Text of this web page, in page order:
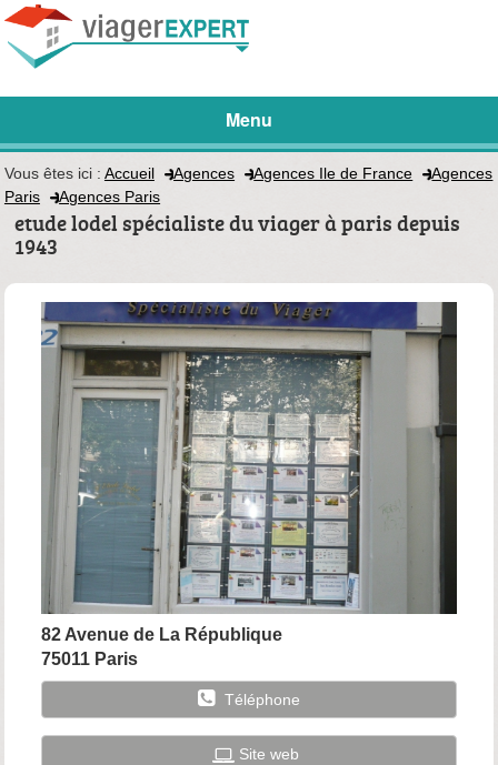
Menu
Vous êtes ici : Accueil Agences Agences Ile de France
Agences
Paris
Agences Paris
etude lodel spécialiste du viager à paris depuis
1943
82 Avenue de La République
75011 Paris
Téléphone
Site web